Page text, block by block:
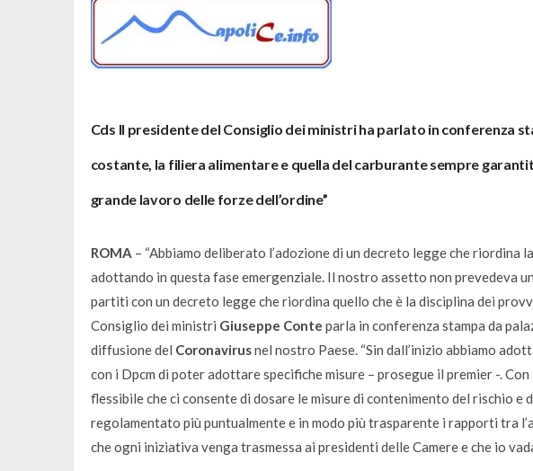
Cds Il presidente del Consiglio dei ministri ha parlato in conferenza
costante, la filiera alimentare e quella del carburante sempre
grande lavoro delle forze dell’ordine”
ROMA – “Abbiamo deliberato l’adozione di un decreto legge che riordina
adottando in questa fase emergenziale. Il nostro assetto non prevedeva
partiti con un decreto legge che riordina quello che è la disciplina dei
Consiglio dei ministri Giuseppe Conte parla in conferenza stampa da
diffusione del Coronavirusnel nostro Paese.“Sin dall’inizio abbiamo
con i Dpcm di poter adottare specifiche misure– prosegue il premier -.Con
flessibile che ci consente di dosare le misure di contenimento del rischio e
regolamentato più puntualmente e in modo più trasparente i rapporti tra
che ogni iniziativa venga trasmessa ai presidenti delle Camere e che io